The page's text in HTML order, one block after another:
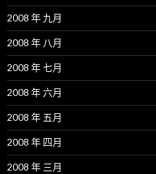
2008 年 九月
2008 年 八月
2008 年 七月
2008 年 六月
2008 年 五月
2008 年 四月
2008 年 三月